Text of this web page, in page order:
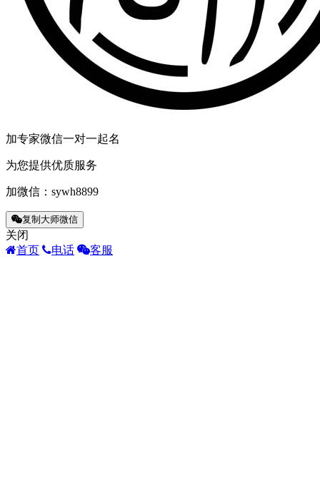
加专家微信一对一起名
为您提供优质服务
加微信： sywh8899
复制大师微信
关闭
首页
电话 客服